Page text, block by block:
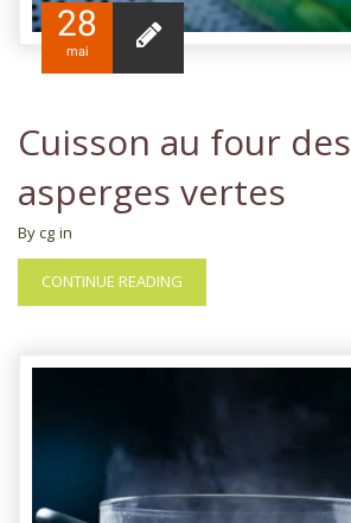
28
mai
Cuisson au four des
asperges vertes
By cg in
CONTINUE READING